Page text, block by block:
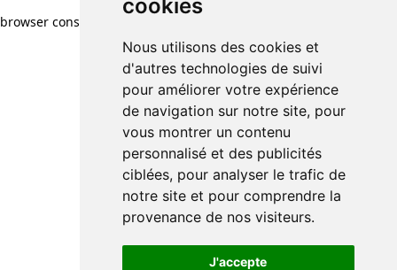
cookies
Nous utilisons des cookies et
d'autres technologies de suivi
pour améliorer votre expérience
de navigation sur notre site, pour
vous montrer un contenu
personnalisé et des publicités
ciblées, pour analyser le trafic de
notre site et pour comprendre la
provenance de nos visiteurs.
J'accepte
browser console for more information)